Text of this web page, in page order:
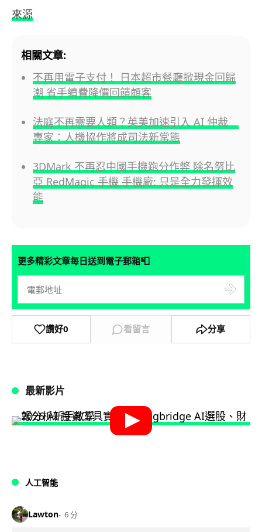
來源
相關文章:
不再用電子支付！ 日本超市餐廳掀現金回歸
潮 省手續費降價回饋顧客
法庭不再需要人類？英美加速引入 AI 仲裁
專家：人機協作將成司法新常態
3DMark 不再忍中國手機跑分作弊 除名努比
亞 RedMagic 手機 手機廠: 只是全力發揮效
能
更多精彩文章每日送到電子郵箱📮
讚好0 看留言 分享
最新影片
人工智能
Lawton 6 分